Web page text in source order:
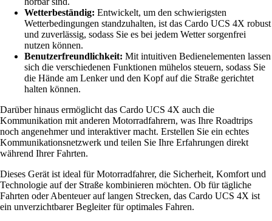
Wetterbeständig: Entwickelt, um den schwierigsten
Wetterbedingungen standzuhalten, ist das Cardo UCS 4X robust
und zuverlässig, sodass Sie es bei jedem Wetter sorgenfrei
nutzen können.
Benutzerfreundlichkeit: Mit intuitiven Bedienelementen lassen
sich die verschiedenen Funktionen mühelos steuern, sodass Sie
die Hände am Lenker und den Kopf auf die Straße gerichtet
halten können.
Darüber hinaus ermöglicht das Cardo UCS 4X auch die
Kommunikation mit anderen Motorradfahrern, was Ihre Roadtrips
noch angenehmer und interaktiver macht. Erstellen Sie ein echtes
Kommunikationsnetzwerk und teilen Sie Ihre Erfahrungen direkt
während Ihrer Fahrten.
Dieses Gerät ist ideal für Motorradfahrer, die Sicherheit, Komfort und
Technologie auf der Straße kombinieren möchten. Ob für tägliche
Fahrten oder Abenteuer auf langen Strecken, das Cardo UCS 4X ist
ein unverzichtbarer Begleiter für optimales Fahren.